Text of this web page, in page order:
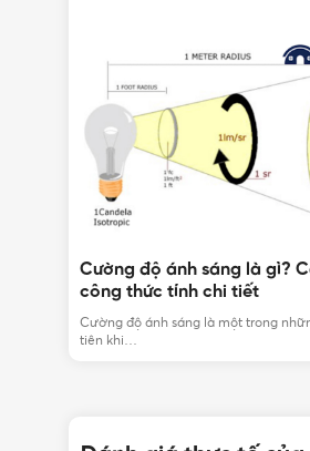
Website: https://
Cường độ ánh sáng là gì?
công thức tính chi tiết
Cường độ ánh sáng là một trong
tiên khi…